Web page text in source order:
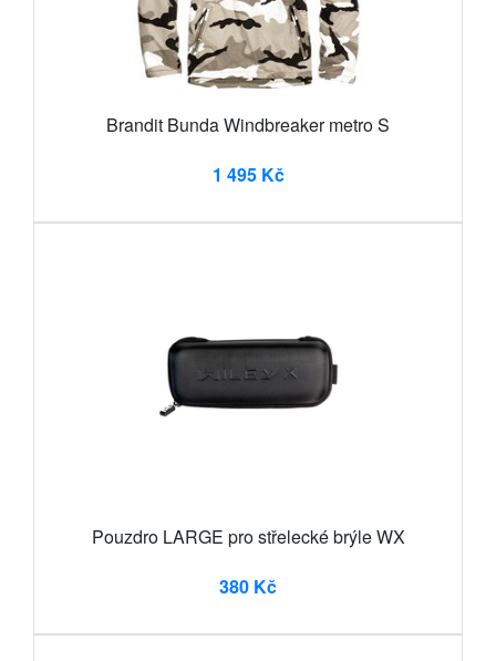
Brandit Bunda Windbreaker metro S
1 495 Kč
Pouzdro LARGE pro střelecké brýle WX
380 Kč